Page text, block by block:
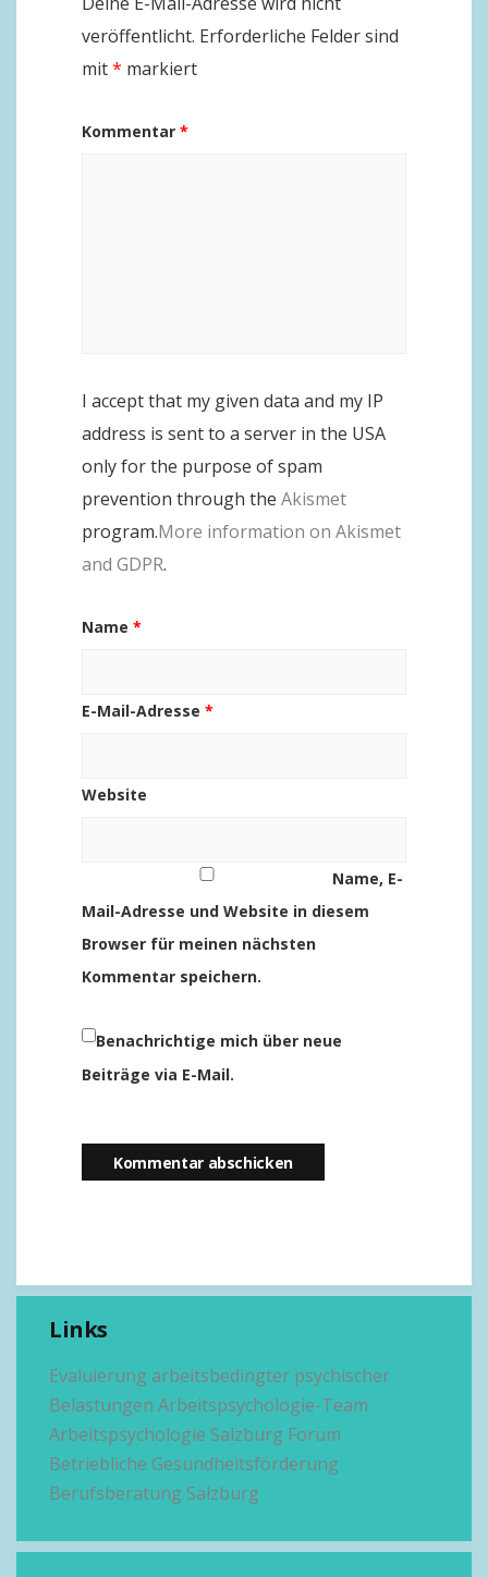
veröffentlicht. Erforderliche Felder sind
mit* markiert
Kommentar *
I accept that my given data and my IP
address is sent to a server in the USA
only for the purpose of spam
prevention through the Akismet
program.More information on Akismet
and GDPR.
Name *
E-Mail-Adresse *
Website
Name, E-
Mail-Adresse und Website in diesem
Browser für meinen nächsten
Kommentar speichern.
Benachrichtige mich über neue
Beiträge via E-Mail.
Links
Evaluierung arbeitsbedingter psychischer
Belastungen Arbeitspsychologie-Team
Arbeitspsychologie Salzburg Forum
Betriebliche Gesundheitsförderung
Berufsberatung Salzburg